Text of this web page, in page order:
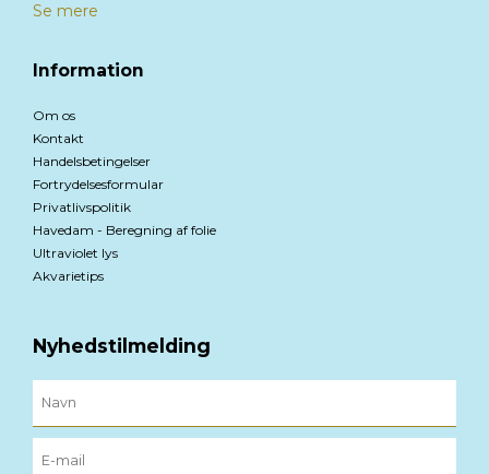
Se mere
Information
Om os
Kontakt
Handelsbetingelser
Fortrydelsesformular
Privatlivspolitik
Havedam - Beregning af folie
Ultraviolet lys
Akvarietips
Nyhedstilmelding